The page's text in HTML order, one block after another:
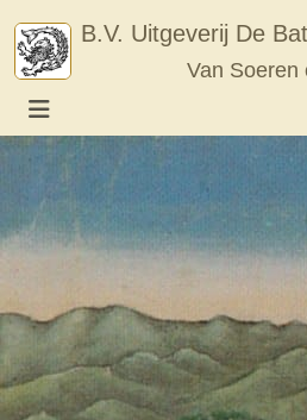
content
B.V. Uitgeverij De
Van Soeren